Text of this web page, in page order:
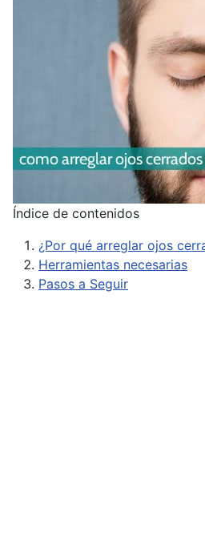
Índice de contenidos
¿Por qué arreglar ojos
Herramientas necesarias
Pasos a Seguir